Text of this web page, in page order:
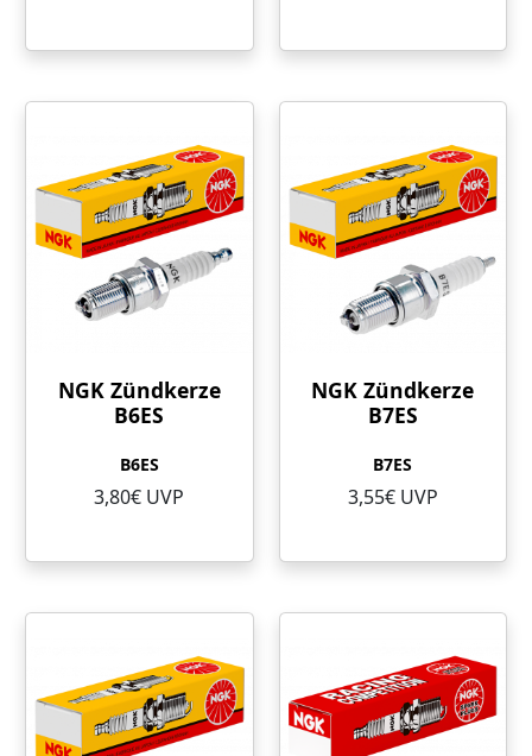
NGK Zündkerze
B6ES
B6ES
3,80€ UVP
NGK Zündkerze
B7ES
B7ES
3,55€ UVP